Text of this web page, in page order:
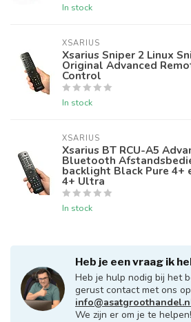
In stock
XSARIUS
Xsarius Sniper 2 Linux
Original Advanced
Control
In stock
XSARIUS
Xsarius BT RCU-A5
Bluetooth
backlight Black Pure 4+
4+ Ultra
In stock
Heb je een vraag ik
Heb je hulp nodig bij het
gerust contact met ons op
We zijn er om je te helpen!